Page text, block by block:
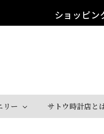
ショッピン
リー サトウ時計店と